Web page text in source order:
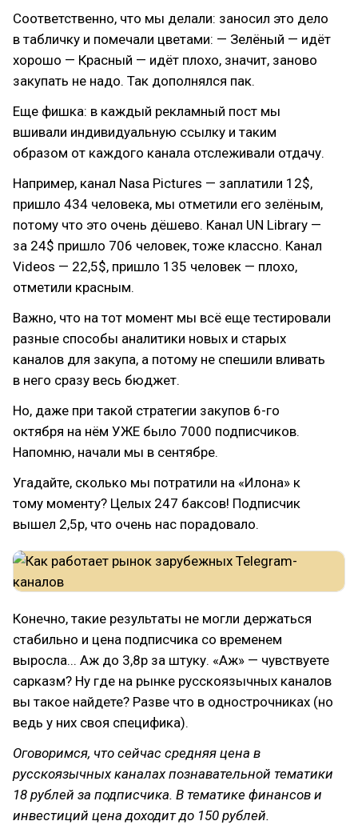
Соответственно, что мы делали: заносил это дело
в табличку и помечали цветами: — Зелёный — идёт
хорошо — Красный — идёт плохо, значит, заново
закупать не надо. Так дополнялся пак.
Еще фишка: в каждый рекламный пост мы
вшивали индивидуальную ссылку и таким
образом от каждого канала отслеживали отдачу.
Например, канал Nasa Pictures — заплатили 12$,
пришло 434 человека, мы отметили его зелёным,
потому что это очень дёшево. Канал UN Library —
за 24$ пришло 706 человек, тоже классно. Канал
Videos — 22,5$, пришло 135 человек — плохо,
отметили красным.
Важно, что на тот момент мы всё еще тестировали
разные способы аналитики новых и старых
каналов для закупа, а потому не спешили вливать
в него сразу весь бюджет.
Но, даже при такой стратегии закупов 6-го
октября на нём УЖЕ было 7000 подписчиков.
Напомню, начали мы в сентябре.
Угадайте, сколько мы потратили на «Илона» к
тому моменту? Целых 247 баксов! Подписчик
вышел 2,5р, что очень нас порадовало.
Конечно, такие результаты не могли держаться
стабильно и цена подписчика со временем
выросла... Аж до 3,8р за штуку. «Аж» — чувствуете
сарказм? Ну где на рынке русскоязычных каналов
вы такое найдете? Разве что в однострочниках (но
ведь у них своя специфика).
Оговоримся, что сейчас средняя цена в
русскоязычных каналах познавательной тематики
18 рублей за подписчика. В тематике финансов и
инвестиций цена доходит до 150 рублей.